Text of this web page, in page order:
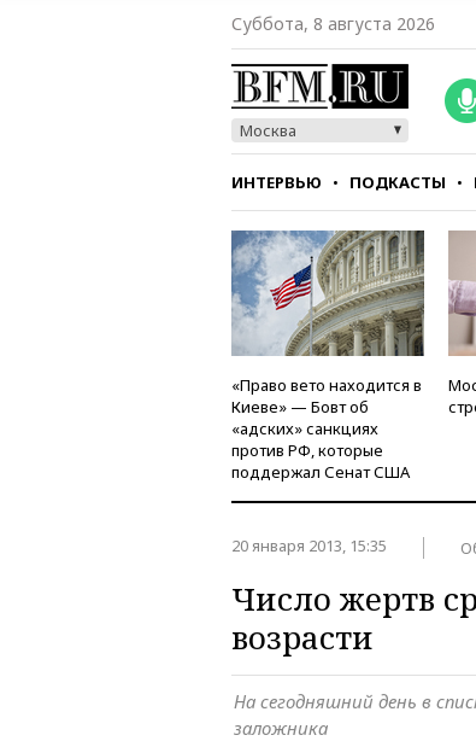
Суббота, 8 августа 2026
Москва
ИНТЕРВЬЮ ПОДКАСТЫ
СТИЛЬ ТЕСТЫ
«Право вето находится в
Киеве» — Бовт об
«адских» санкциях
против РФ, которые
поддержал Сенат США
20 января 2013, 15:35
Число жертв
возрасти
На сегодняшний день в
заложника